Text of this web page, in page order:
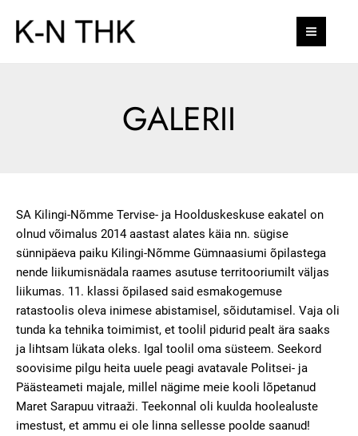
content
MAIN
GALERII
SA Kilingi-Nõmme Tervise- ja Hoolduskeskuse eakatel on
olnud võimalus 2014 aastast alates käia nn. sügise
sünnipäeva paiku Kilingi-Nõmme Gümnaasiumi õpilastega
nende liikumisnädala raames asutuse territooriumilt väljas
liikumas. 11. klassi õpilased said esmakogemuse
ratastoolis oleva inimese abistamisel, sõidutamisel. Vaja oli
tunda ka tehnika toimimist, et toolil pidurid pealt ära saaks
ja lihtsam lükata oleks. Igal toolil oma süsteem. Seekord
soovisime pilgu heita uuele peagi avatavale Politsei- ja
Päästeameti majale, millel nägime meie kooli lõpetanud
Maret Sarapuu vitraaži. Teekonnal oli kuulda hoolealuste
imestust, et ammu ei ole linna sellesse poolde saanud!